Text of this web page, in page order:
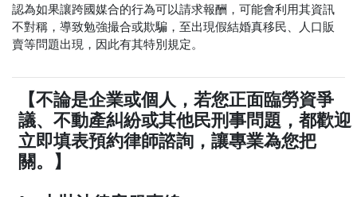
認為如果讓跨國媒合的行為可以請求報酬，可能會利用其資訊
不對稱，導致勉強撮合或欺騙，至出現假結婚真移民、人口販
賣等問題出現，因此有其特別規定。
【不論是企業或個人，若您正面臨勞資爭
議、不動產糾紛或其他民刑事問題，都歡迎
立即填表預約律師諮詢，讓專業為您把
關。】